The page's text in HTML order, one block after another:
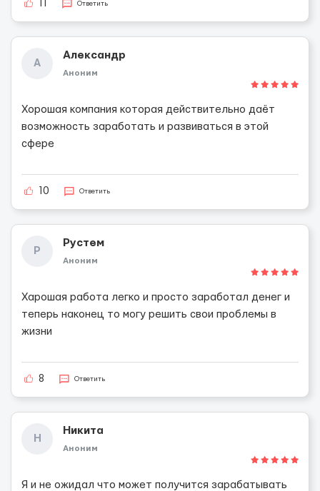
Ответить
А
Александр
Аноним
Хорошая компания которая действительно даёт
возможность заработать и развиваться в этой
сфере
10 Ответить
Р
Рустем
Аноним
Харошая работа легко и просто заработал денег и
теперь наконец то могу решить свои проблемы в
жизни
8 Ответить
Н
Никита
Аноним
Я и не ожидал что может получится зарабатывать